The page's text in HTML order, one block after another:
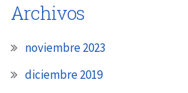
Archivos
noviembre 2023
diciembre 2019